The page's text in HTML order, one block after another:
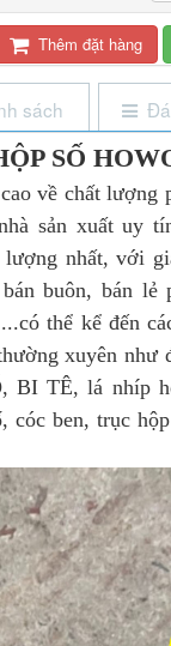
Thêm đặt hàng
sách
SỐ
về chất
sản xuất uy
nhất, với
buôn, bán
thể kể đến
xuyên như
BI TÊ, lá nhíp
cóc ben, trục